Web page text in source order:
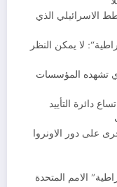
الاسرائيلي الذي
لا يمكن النظر
تشهده المؤسسات
دائرة التأييد
على دور الاونروا
الامم المتحدة